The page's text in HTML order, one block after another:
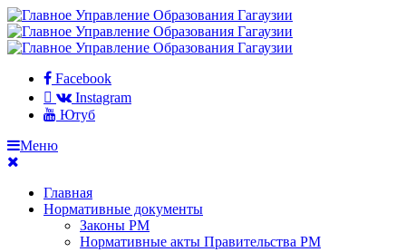
Facebook
Instagram
Ютуб
Меню
Главная
Нормативные документы
Законы РМ
Нормативные акты Правительства РМ